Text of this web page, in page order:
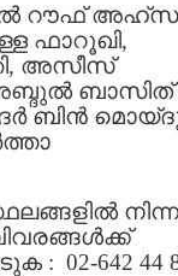
റൗഫ്
ഫാറൂഖി,
അസീസ്
അബ്ദുൽ ബാസിത്
ബിൻ
02-642 44